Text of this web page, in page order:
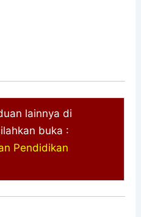
lainnya di
buka :
Pendidikan